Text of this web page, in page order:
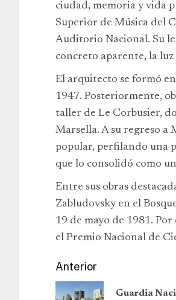
ciudad, memoria y vida
Superior de Música del
Auditorio Nacional. Su
concreto aparente, la
El arquitecto se formó
1947. Posteriormente,
taller de Le Corbusier,
Marsella. A su regreso a
popular, perfilando una
que lo consolidó como
Entre sus obras
Zabludovsky en el
19 de mayo de 1981.
el Premio Nacional de
Anterior
Guardia